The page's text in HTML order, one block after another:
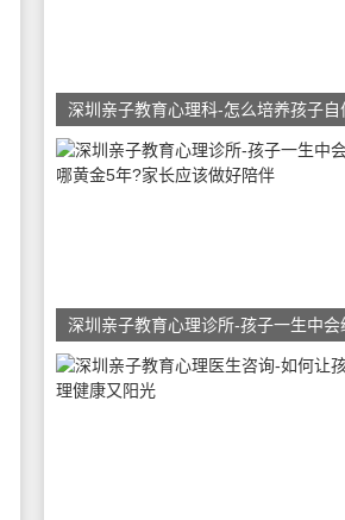
深圳亲子教育心理科-怎么培养孩子自
深圳亲子教育心理诊所-孩子一生中会